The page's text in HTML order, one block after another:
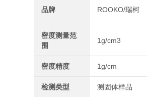
品牌 ROOKO/瑞柯
密度测量范
围
1g/cm3
密度精度 1g/cm
检测类型 测固体样品